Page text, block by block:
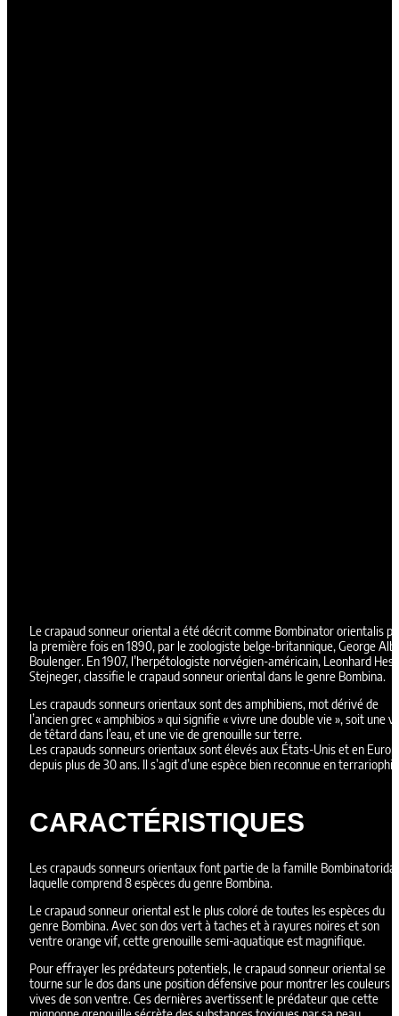
Le crapaud sonneur oriental a été décrit comme Bombinator orientalis
la première fois en 1890, par le zoologiste belge-britannique, George
Boulenger. En 1907, l’herpétologiste norvégien-américain, Leonhard Hess
Stejneger, classifie le crapaud sonneur oriental dans le genre Bombina.
Les crapauds sonneurs orientaux sont des amphibiens, mot dérivé de
l’ancien grec « amphibios » qui signifie « vivre une double vie », soit une
de têtard dans l’eau, et une vie de grenouille sur terre.
Les crapauds sonneurs orientaux sont élevés aux États-Unis et en
depuis plus de 30 ans. Il s’agit d’une espèce bien reconnue en
CARACTÉRISTIQUES
Les crapauds sonneurs orientaux font partie de la famille
laquelle comprend 8 espèces du genre Bombina.
Le crapaud sonneur oriental est le plus coloré de toutes les espèces du
genre Bombina. Avec son dos vert à taches et à rayures noires et son
ventre orange vif, cette grenouille semi-aquatique est magnifique.
Pour effrayer les prédateurs potentiels, le crapaud sonneur oriental se
tourne sur le dos dans une position défensive pour montrer les couleurs
vives de son ventre. Ces dernières avertissent le prédateur que cette